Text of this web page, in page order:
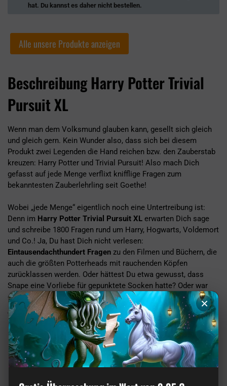
hat. Du kannst es daher nicht bestellen.
Alle unsere Produkte anzeigen
Beschreibung Harry Potter Trivial
Pursuit XL
Wenn man dem Volksmund glauben kann, gesellt sich gleich
und gleich gern. Kein Wunder also, dass sich bei diesem
Produkt zwei Legenden die Hand reichen bzw. den Zauberstab
kreuzen: Harry Potter und Trivial Pursuit! Also mach Dich
gefasst auf jede Menge verflixt knifflige Fragen zum
bekanntesten Zauberlehrling seit Goethe!
Wobei „jede Menge“ eigentlich noch eine Untertreibung ist:
Denn im Harry Potter Trivial Pursuit XL erwarten Dich sage
und schreibe 1800 Fragen rund um Harry, Hogwarts, Voldemort
und Co.! Ja, Du hast Dich nicht verlesen:
Eintausendachthundert Fragen zu den Filmen und Büchern, die
auch die größten Potterheads mit rauchenden Köpfen
zurücklassen werden. Oder hättest Du etwa gewusst, dass
Snape eine Vorliebe für gepunktete Socken hatte? Oder war
das Doch eher Dumbledore? Oder Dobby? ;)
Technische Infos
Abmessungen:
26,6 x 8,5 x 26,6
Altersempfehlung:
ab 12 Jahren
Spieler:
2-6
Inhalt:
Spielbrett, 4 Wissensspeicher, Würfel,
×